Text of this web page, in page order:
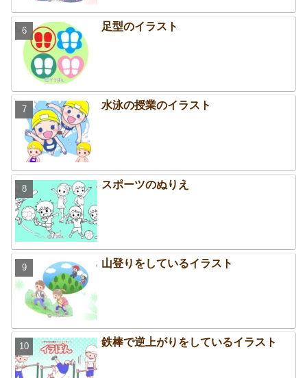
足型のイラスト
水泳の授業のイラスト
スポーツのぬりえ
山登りをしているイラスト
鉄棒で逆上がりをしているイラスト